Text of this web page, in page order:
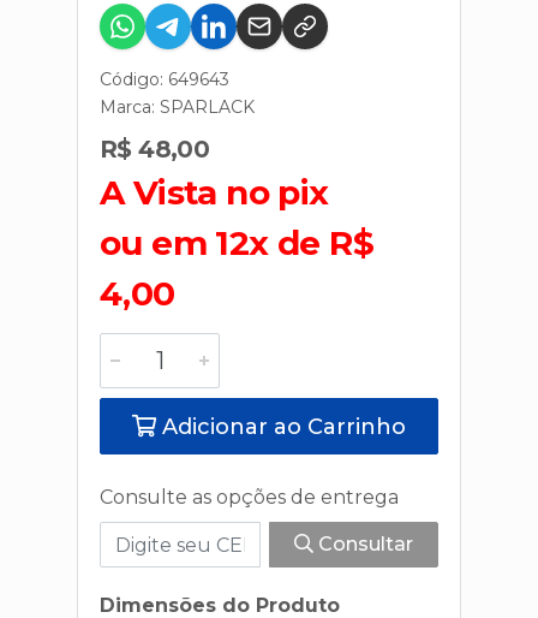
Código: 649643
Marca: SPARLACK
R$ 48,00
A Vista no pix
ou em 12x de R$
4,00
Adicionar ao Carrinho
Consulte as opções de entrega
Consultar
Dimensões do Produto